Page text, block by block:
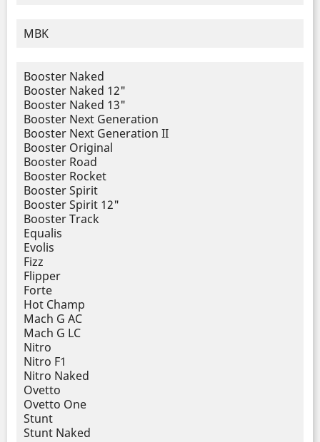
MBK
Booster Naked
Booster Naked 12"
Booster Naked 13"
Booster Next Generation
Booster Next Generation II
Booster Original
Booster Road
Booster Rocket
Booster Spirit
Booster Spirit 12"
Booster Track
Equalis
Evolis
Fizz
Flipper
Forte
Hot Champ
Mach G AC
Mach G LC
Nitro
Nitro F1
Nitro Naked
Ovetto
Ovetto One
Stunt
Stunt Naked